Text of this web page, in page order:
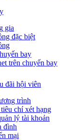
gia
đặc biệt
bay
trên chuyến bay
đãi hội viên
trình
chí xét hạng
lý tài khoản
đình
mại